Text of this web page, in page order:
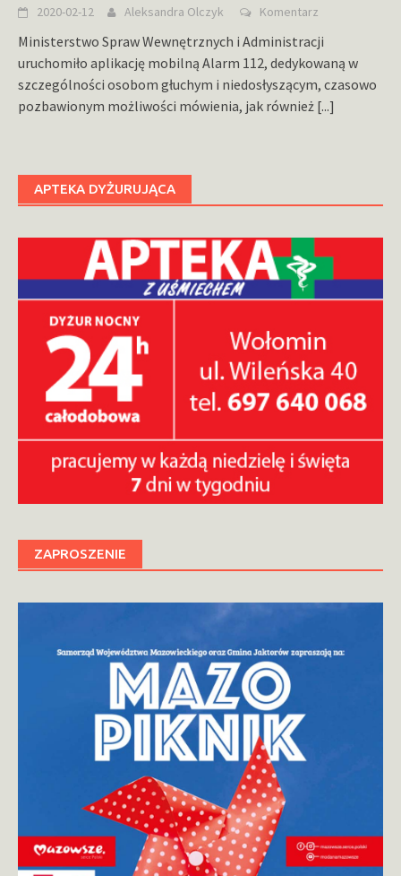
2020-02-12 Aleksandra Olczyk Komentarz
Ministerstwo Spraw Wewnętrznych i Administracji
uruchomiło aplikację mobilną Alarm 112, dedykowaną w
szczególności osobom głuchym i niedosłyszącym, czasowo
pozbawionym możliwości mówienia, jak również [...]
APTEKA DYŻURUJĄCA
ZAPROSZENIE